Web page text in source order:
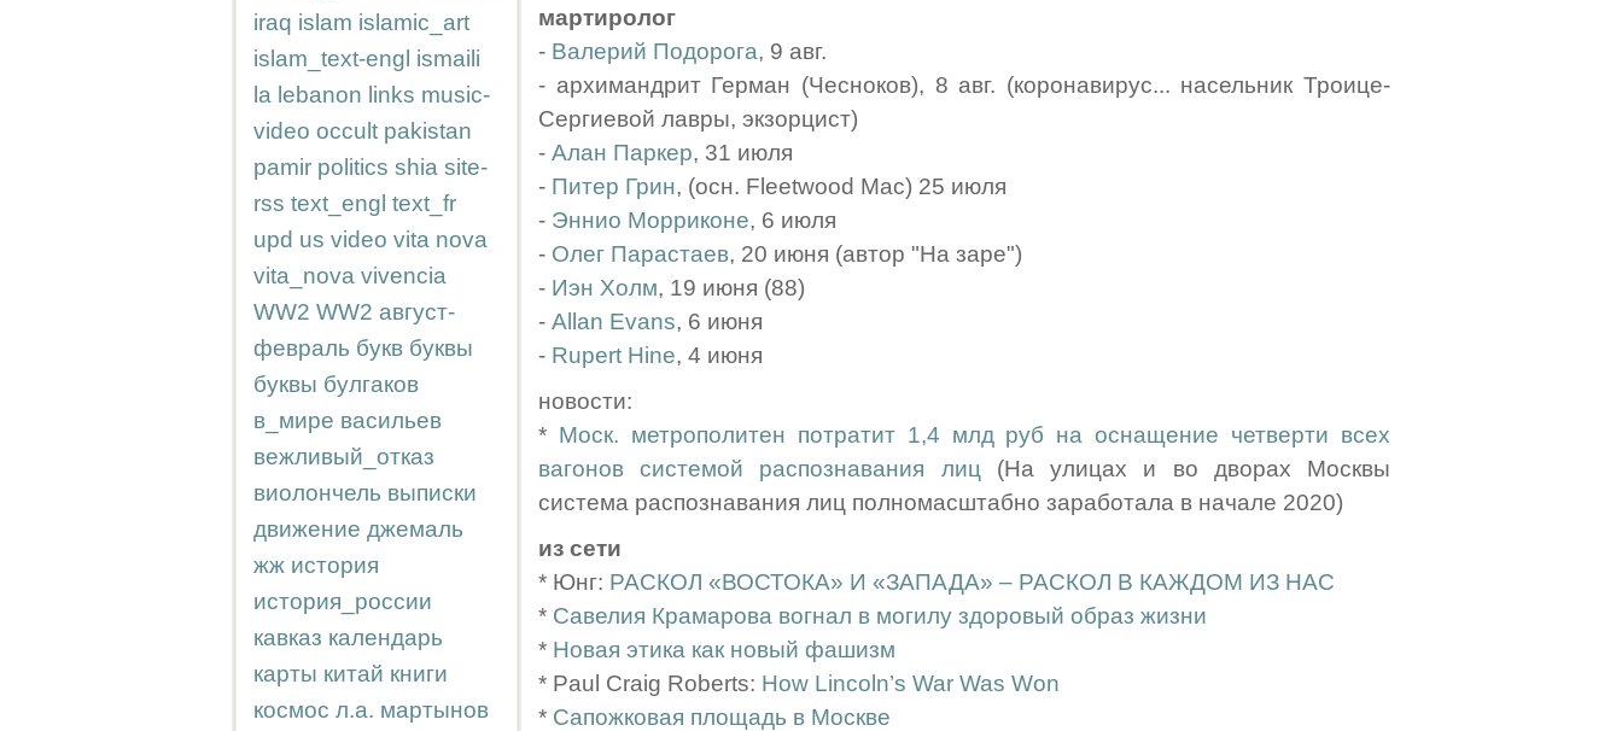
iraq islam islamic_art
islam_text-engl ismaili
la lebanon links music-
video occult pakistan
pamir politics shia site-
rss text_engl text_fr
upd us video vita nova
vita_nova vivencia
WW2 WW2 август-
февраль букв буквы
буквы булгаков
в_мире васильев
вежливый_отказ
виолончель выписки
движение джемаль
жж история
история_россии
кавказ календарь
карты китай книги
космос л.а. мартынов
мартиролог
- Валерий Подорога, 9 авг.
- архимандрит Герман (Чесноков), 8 авг. (коронавирус... насельник Троице-
Сергиевой лавры, экзорцист)
- Алан Паркер, 31 июля
- Питер Грин, (осн. Fleetwood Mac) 25 июля
- Эннио Морриконе, 6 июля
- Олег Парастаев, 20 июня (автор "На заре")
- Иэн Холм, 19 июня (88)
- Allan Evans, 6 июня
- Rupert Hine, 4 июня
новости:
* Моск. метрополитен потратит 1,4 млд руб на оснащение четверти всех
вагонов системой распознавания лиц (На улицах и во дворах Москвы
система распознавания лиц полномасштабно заработала в начале 2020)
из сети
* Юнг: РАСКОЛ «ВОСТОКА» И «ЗАПАДА» – РАСКОЛ В КАЖДОМ ИЗ НАС
* Савелия Крамарова вогнал в могилу здоровый образ жизни
* Новая этика как новый фашизм
* Paul Craig Roberts: How Lincoln’s War Was Won
* Сапожковая площадь в Москве